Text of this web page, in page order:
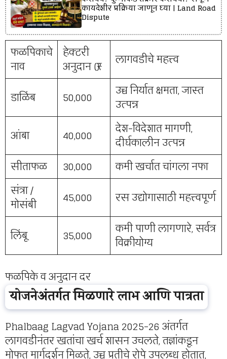
कायदेशीर प्रक्रिया जाणून घ्या | Land Road
Dispute
फळपिकाचे
नाव
हेक्टरी
अनुदान (₹)
लागवडीचे महत्त्व
डाळिंब 50,000
उच्च निर्यात क्षमता, जास्त
उत्पन्न
आंबा
40,000
देश-विदेशात मागणी,
दीर्घकालीन उत्पन्न
सीताफळ
30,000
कमी खर्चात चांगला नफा
संत्रा /
मोसंबी
45,000 रस उद्योगासाठी महत्त्वपूर्ण
लिंबू 35,000
कमी पाणी लागणारे, सर्वत्र
विक्रीयोग्य
फळपिके व अनुदान दर
योजनेअंतर्गत मिळणारे लाभ आणि पात्रता
Phalbaag Lagvad Yojana 2025-26 अंतर्गत
लागवडीनंतर खतांचा खर्च शासन उचलते, तज्ञांकडून
मोफत मार्गदर्शन मिळते, उच्च प्रतीचे रोपे उपलब्ध होतात,